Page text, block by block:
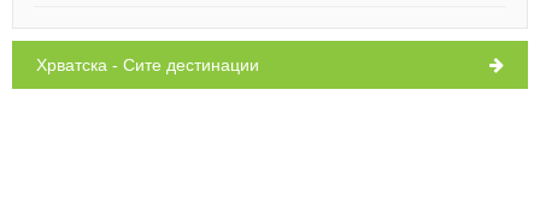
Хрватска - Сите дестинации